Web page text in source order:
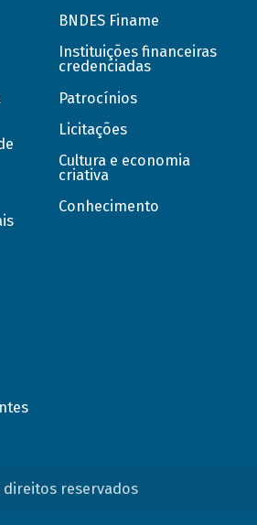
BNDES Finame
Instituições financeiras
credenciadas
Patrocínios
Licitações
Cultura e economia
criativa
Conhecimento
direitos reservados